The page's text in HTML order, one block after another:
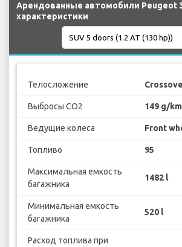
Арендованные автомобили Peugeot
характеристики
Телосложение
Выбросы CO2 149 g/km
Ведущие колеса Front
Топливо 95
Максимальная емкость
багажника
1482 l
Минимальная емкость
багажника
520 l
Расход топлива при